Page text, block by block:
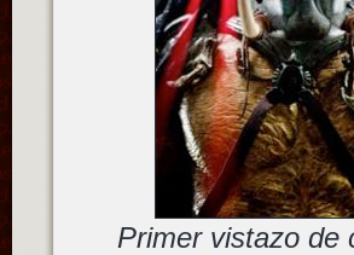
Primer vistazo de